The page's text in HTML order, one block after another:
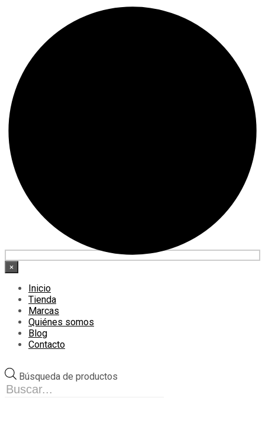
×
Inicio
Tienda
Marcas
Quiénes somos
Blog
Contacto
Búsqueda de productos